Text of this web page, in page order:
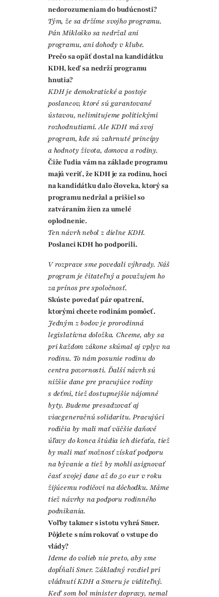
nedorozumeniam do budúcnosti?
Tým, že sa držíme svojho programu.
Pán Mikloško sa nedržal ani
programu, ani dohody v klube.
Prečo sa opäť dostal na kandidátku
KDH, keď sa nedrží programu
hnutia?
KDH je demokratické a postoje
poslancov, ktoré sú garantované
ústavou, nelimitujeme politickými
rozhodnutiami. Ale KDH má svoj
program, kde sú zahrnuté princípy
a hodnoty života, domova a rodiny.
Čiže ľudia vám na základe programu
majú veriť, že KDH je za rodinu, hoci
na kandidátku dalo človeka, ktorý sa
programu nedržal a prišiel so
zatváraním žien za umelé
oplodnenie.
Ten návrh nebol z dielne KDH.
Poslanci KDH ho podporili.
V rozprave sme povedali výhrady. Náš
program je čitateľný a považujem ho
za prínos pre spoločnosť.
Skúste povedať pár opatrení,
ktorými chcete rodinám pomôcť.
Jedným z bodov je prorodinná
legislatívna doložka. Chceme, aby sa
pri každom zákone skúmal aj vplyv na
rodinu. To nám posunie rodinu do
centra pozornosti. Ďalší návrh sú
nižšie dane pre pracujúce rodiny
s deťmi, tiež dostupnejšie nájomné
byty. Budeme presadzovať aj
viacgeneračnú solidaritu. Pracujúci
rodičia by mali mať väčšie daňové
úľavy do konca štúdia ich dieťaťa, tiež
by mali mať možnosť získať podporu
na bývanie a tiež by mohli asignovať
časť svojej dane až do 50 eur v roku
žijúcemu rodičovi na dôchodku. Máme
tiež návrhy na podporu rodinného
podnikania.
Voľby takmer s istotu vyhrá Smer.
Pôjdete s ním rokovať o vstupe do
vlády?
Ideme do volieb nie preto, aby sme
dopĺňali Smer. Základný rozdiel pri
vládnutí KDH a Smeru je viditeľný.
Keď som bol minister dopravy, nemal